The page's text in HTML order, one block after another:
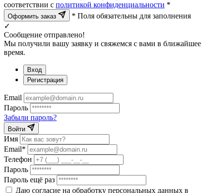
соответствии с политикой конфиденциальности *
Оформить заказ
* Поля обязательны для заполнения
✓
Сообщение отправлено!
Мы получили вашу заявку и свяжемся с вами в ближайшее
время.
Вход
Регистрация
Email
Пароль
Забыли пароль?
Войти
Имя
Email*
Телефон
Пароль
Пароль ещё раз
Даю согласие на обработку персональных данных в